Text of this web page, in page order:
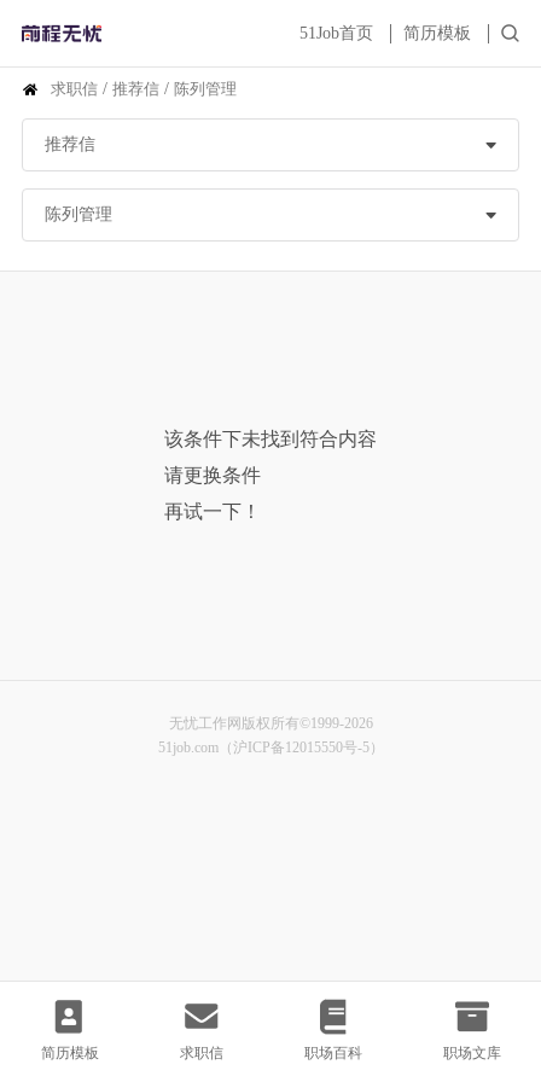
51Job首页 简历模板
简历模板 求职信 职场百科 职场文库
求职信 / 推荐信 / 陈列管理
该条件下未找到符合内容
请更换条件
再试一下！
无忧工作网版权所有©1999-2026
51job.com（沪ICP备12015550号-5）